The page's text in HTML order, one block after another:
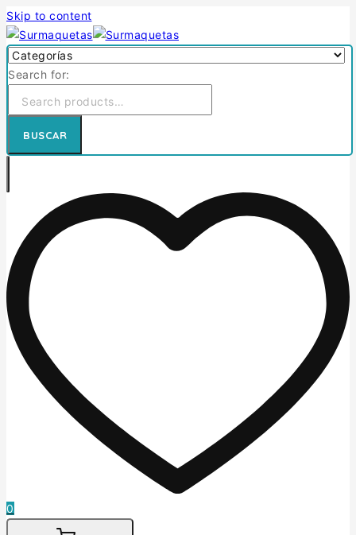
Skip to content
Search for:
BUSCAR
0